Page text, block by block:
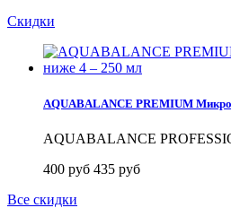
Скидки
AQUABALANCE PREMIUM
AQUABALANCE
400 руб 435 руб
Все скидки